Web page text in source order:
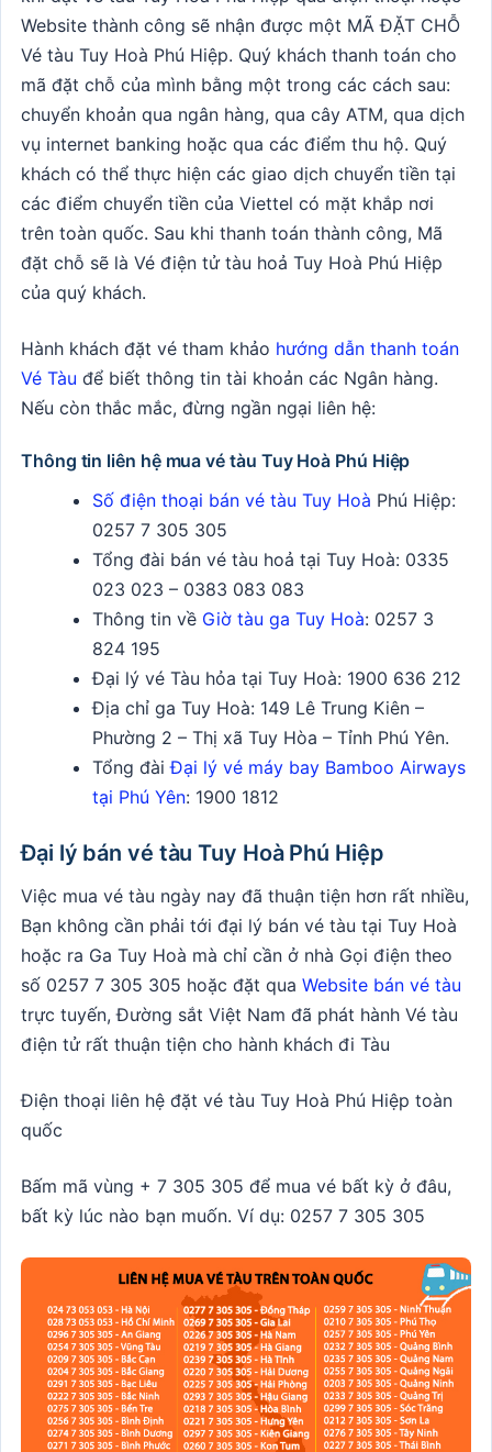
Website thành công sẽ nhận được một MÃ ĐẶT CHỖ
Vé tàu Tuy Hoà Phú Hiệp. Quý khách thanh toán cho
mã đặt chỗ của mình bằng một trong các cách sau:
chuyển khoản qua ngân hàng, qua cây ATM, qua dịch
vụ internet banking hoặc qua các điểm thu hộ. Quý
khách có thể thực hiện các giao dịch chuyển tiền tại
các điểm chuyển tiền của Viettel có mặt khắp nơi
trên toàn quốc. Sau khi thanh toán thành công, Mã
đặt chỗ sẽ là Vé điện tử tàu hoả Tuy Hoà Phú Hiệp
của quý khách.
Hành khách đặt vé tham khảo hướng dẫn thanh toán
Vé Tàu để biết thông tin tài khoản các Ngân hàng.
Nếu còn thắc mắc, đừng ngần ngại liên hệ:
Thông tin liên hệ mua vé tàu Tuy Hoà Phú Hiệp
Số điện thoại bán vé tàu Tuy Hoà Phú Hiệp:
0257 7 305 305
Tổng đài bán vé tàu hoả tại Tuy Hoà: 0335
023 023 – 0383 083 083
Thông tin về Giờ tàu ga Tuy Hoà: 0257 3
824 195
Đại lý vé Tàu hỏa tại Tuy Hoà: 1900 636 212
Địa chỉ ga Tuy Hoà: 149 Lê Trung Kiên –
Phường 2 – Thị xã Tuy Hòa – Tỉnh Phú Yên.
Tổng đàiĐại lý vé máy bay Bamboo Airways
tại Phú Yên: 1900 1812
Đại lý bán vé tàu Tuy Hoà Phú Hiệp
Việc mua vé tàu ngày nay đã thuận tiện hơn rất nhiều,
Bạn không cần phải tới đại lý bán vé tàu tại Tuy Hoà
hoặc ra Ga Tuy Hoà mà chỉ cần ở nhà Gọi điện theo
số 0257 7 305 305 hoặc đặt qua Website bán vé tàu
trực tuyến, Đường sắt Việt Nam đã phát hành Vé tàu
điện tử rất thuận tiện cho hành khách đi Tàu
Điện thoại liên hệ đặt vé tàu Tuy Hoà Phú Hiệp toàn
quốc
Bấm mã vùng + 7 305 305 để mua vé bất kỳ ở đâu,
bất kỳ lúc nào bạn muốn. Ví dụ: 0257 7 305 305